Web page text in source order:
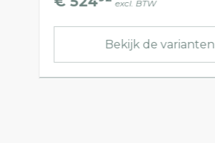
excl. BTW
Bekijk de varianten